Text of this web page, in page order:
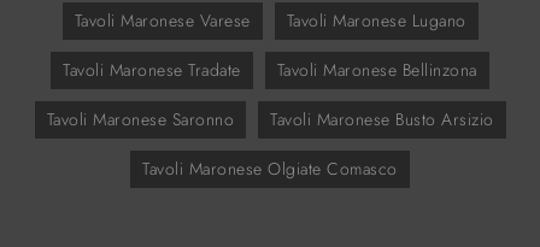
Tavoli Maronese Varese Tavoli Maronese Lugano
Tavoli Maronese Tradate Tavoli Maronese Bellinzona
Tavoli Maronese Saronno Tavoli Maronese Busto Arsizio
Tavoli Maronese Olgiate Comasco